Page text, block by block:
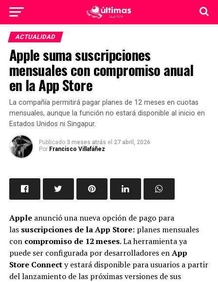
ACTUALIDAD
Apple suma suscripciones
mensuales con compromiso anual
en la App Store
La compañía permitirá pagar planes de 12 meses en cuotas
mensuales, aunque la función no estará disponible al inicio en
Estados Unidos ni Singapur.
Publicado 3 meses atrás el 27 abril, 2026
Por Francisco Villafáñez
Appleanunció una nueva opción de pago para
las suscripciones de la App Store: planes mensuales
con compromiso de 12 meses. La herramienta ya
puede ser configurada por desarrolladores enApp
Store Connecty estará disponible para usuarios a partir
del lanzamiento de las próximas versiones de sus